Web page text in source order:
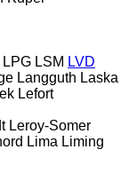
LPG LSM LVD
Langguth Laska
Lefort
Leroy-Somer
Lima Liming